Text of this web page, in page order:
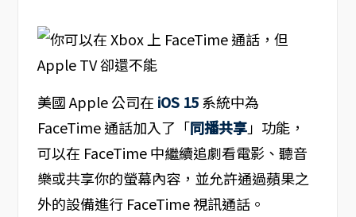
美國 Apple 公司在 iOS 15系統中為
FaceTime 通話加入了「同播共享」功能，
可以在 FaceTime 中繼續追劇看電影、聽音
樂或共享你的螢幕內容，並允許通過蘋果之
外的設備進行 FaceTime 視訊通話。